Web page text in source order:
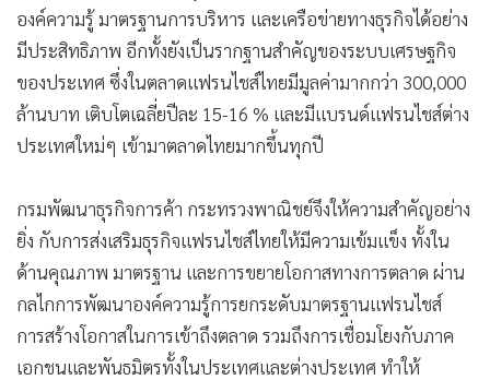
องค์ความรู้ มาตรฐานการบริหาร และเครือข่ายทางธุรกิจได้อย่าง
มีประสิทธิภาพ อีกทั้งยังเป็นรากฐานสำคัญของระบบเศรษฐกิจ
ของประเทศ ซึ่งในตลาดแฟรนไชส์ไทยมีมูลค่ามากกว่า 300,000
ล้านบาท เติบโตเฉลี่ยปีละ 15-16 % และมีแบรนด์แฟรนไชส์ต่าง
ประเทศใหม่ๆ เข้ามาตลาดไทยมากขึ้นทุกปี
กรมพัฒนาธุรกิจการค้า กระทรวงพาณิชย์จึงให้ความสำคัญอย่าง
ยิ่ง กับการส่งเสริมธุรกิจแฟรนไชส์ไทยให้มีความเข้มแข็ง ทั้งใน
ด้านคุณภาพ มาตรฐาน และการขยายโอกาสทางการตลาด ผ่าน
กลไกการพัฒนาองค์ความรู้การยกระดับมาตรฐานแฟรนไชส์
การสร้างโอกาสในการเข้าถึงตลาด รวมถึงการเชื่อมโยงกับภาค
เอกชนและพันธมิตรทั้งในประเทศและต่างประเทศ ทำให้